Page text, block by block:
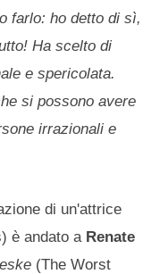
farlo: ho detto di sì,
Ha scelto di
e spericolata.
si possono avere
irrazionali e
di un'attrice
è andato a Renate
(The Worst